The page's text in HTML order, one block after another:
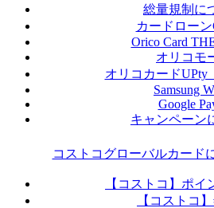
総量規制に
カードロー
Orico Card
オリコモ
オリコカードUPty
Samsung
Google
キャンペーン
コストコグローバルカード
【コストコ】ポイ
【コストコ